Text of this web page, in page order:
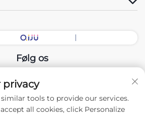
Følg os
Guangdong Udstillingshal Intelligent
Ltd. Alle rettigheder forbeholdes. -
Privatlivspolitik
privacy
tools to provide our services.
all cookies, click Personalize